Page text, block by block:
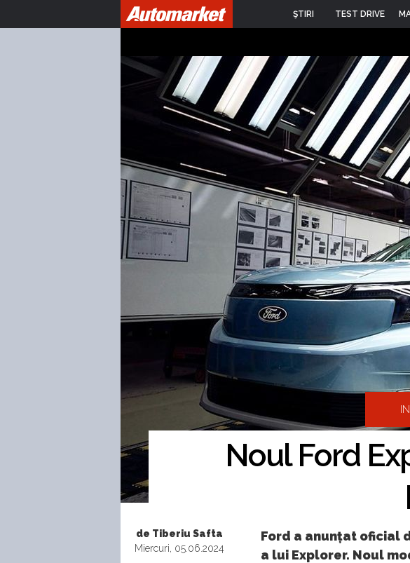
ŞTIRI TEST DRIVE
Noul Ford
de Tiberiu Safta
Miercuri, 05.06.2024
Ford a anunțat oficial
a lui Explorer. Noul